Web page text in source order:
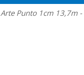
Punto 1cm 13,7m